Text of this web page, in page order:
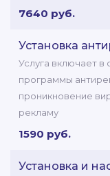
7640 руб.
Установка
Услуга включает в
программы
проникновение
рекламу
1590 руб.
Установка и